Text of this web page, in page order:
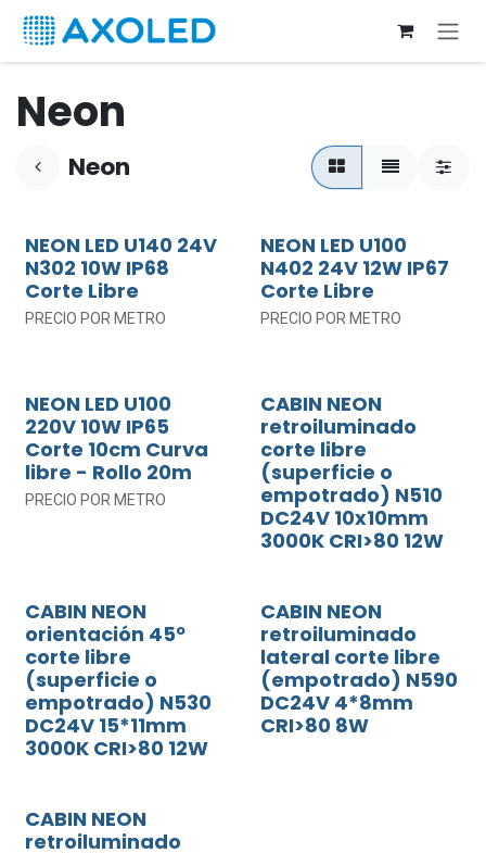
Ir al contenido
Neon
Neon
NEON LED U140 24V
N302 10W IP68
Corte Libre
PRECIO POR METRO
NEON LED U100
N402 24V 12W IP67
Corte Libre
PRECIO POR METRO
NEON LED U100
220V 10W IP65
Corte 10cm Curva
libre - Rollo 20m
PRECIO POR METRO
CABIN NEON
retroiluminado
corte libre
(superficie o
empotrado) N510
DC24V 10x10mm
3000K CRI>80 12W
CABIN NEON
orientación 45º
corte libre
(superficie o
empotrado) N530
DC24V 15*11mm
3000K CRI>80 12W
CABIN NEON
retroiluminado
lateral corte libre
(empotrado) N590
DC24V 4*8mm
CRI>80 8W
CABIN NEON
retroiluminado